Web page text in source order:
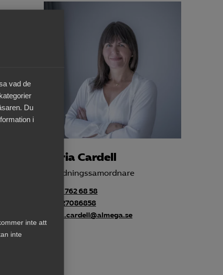
vad de
Du
i
inte att
inte
Maria Cardell
Utbildningssamordnare
+46 8 762 68 58
+46727086858
maria.cardell@almega.se